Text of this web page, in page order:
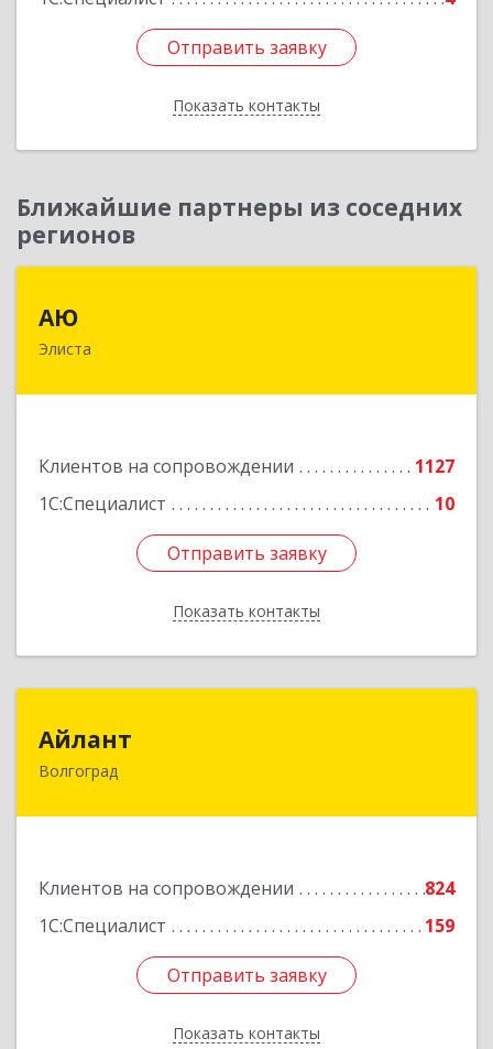
Отправить заявку
Показать контакты
Отправить заявку
Назад
Ближайшие партнеры из соседних
регионов
АЮ
Элиста
Клиентов на сопровождении
1127
1С:Специалист
10
Отправить заявку
Показать контакты
358009, Калмыкия Респ, Элиста г, А.С.Пушкина
Отправить заявку
Назад
Айлант
Волгоград
Клиентов на сопровождении
824
1С:Специалист
159
Отправить заявку
Показать контакты
400001, Волгоградская обл, Волгоград г, им
Отправить заявку
Назад